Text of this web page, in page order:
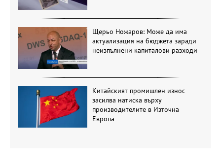
Щерьо Ножаров: Може да има
актуализация на бюджета заради
неизпълнени капиталови разходи
Китайският промишлен износ
засилва натиска върху
производителите в Източна
Европа